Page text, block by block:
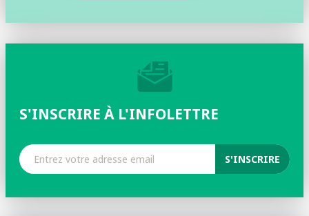
S'INSCRIRE À L'INFOLETTRE